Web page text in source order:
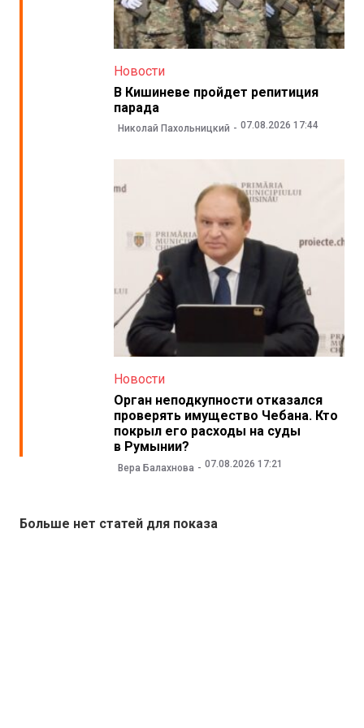
Новости
В Кишиневе пройдет репитиция
парада
Николай Пахольницкий 07.08.2026 17:44
Новости
Орган неподкупности отказался
проверять имущество Чебана. Кто
покрыл его расходы на суды
в Румынии?
Вера Балахнова 07.08.2026 17:21
Больше нет статей для показа